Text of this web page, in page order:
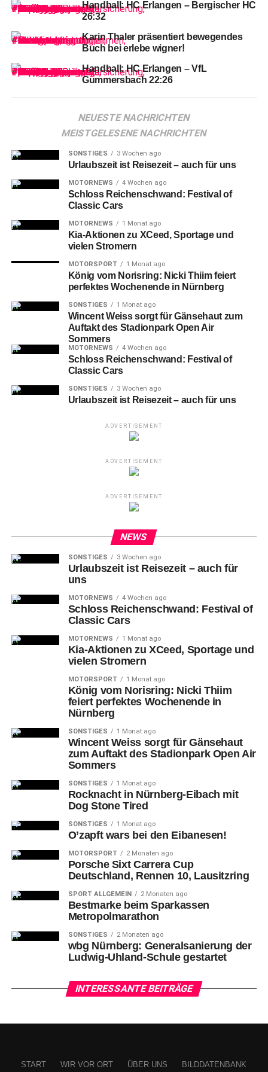
Besucher hatten sich kurzerhand ebenfalls in Rot
gekleidet.
Pokal-T-Shirt aus dem FinalFour aus dem Kleiderschrank
– es war die treffende Wahl, eine bildgewordene
zum letzten Heimspiel zum Abschluss dieser Saison.
23-Björn Zintel gegen 33-Nikolai Link (ER)
haben so hart gearbeitet“, verriet Christoph Steinert
nach Spielschluss, „und nicht immer konnten wir die
noch einmal geklappt, das macht mich glücklich und das
war auch bitter nötig.“ Mit 33:26 (17:14) verabschiedete
sich der HCE damit auf Tabellenrang 12 von seinem
Publikum in die wettkampffreie Periode, und gleichzeitig
die tapferen Gäste von HBW Balingen-Weilstetten in die
zweite Bundesliga. Ihr Abstieg war vor der Partie bereits
festgestanden.
bis die Menschen endlich auch befreit von ihren
Sitzen springen durften und ihren HCE minutenlang über
die Saison-Ziellinie klatschen konnten, brauchte es noch
einmal einen handballerischen Kraftakt. Zäh und trotzig
kämpfend präsentierten sich die Gäste, drei Fanbusse
angetreten. Zwar gelang es HCE-Keeper Klemen Ferlin
mit Spielbeginn gleich, einen Siebenmeter zu entschärfen
– doch viel mehr Unterstützung der Vordermannschaft
konnte der Torhüter wie auch sein Vertreter Kim Sonne-
Hansen in Halbzeit eins nicht mehr beisteuern.
Handball: HC Erlangen – Bergischer HC
26:32
Karin Thaler präsentiert bewegendes
Buch bei erlebe wigner!
Handball: HC Erlangen – VfL
Gummersbach 22:26
NEUESTE NACHRICHTEN
MEISTGELESENE NACHRICHTEN
SONSTIGES 3 Wochen ago
Urlaubszeit ist Reisezeit – auch für uns
MOTORNEWS 4 Wochen ago
Schloss Reichenschwand: Festival of
Classic Cars
MOTORNEWS 1 Monat ago
Kia-Aktionen zu XCeed, Sportage und
vielen Stromern
MOTORSPORT 1 Monat ago
König vom Norisring: Nicki Thiim feiert
perfektes Wochenende in Nürnberg
SONSTIGES 1 Monat ago
Wincent Weiss sorgt für Gänsehaut zum
Auftakt des Stadionpark Open Air
Sommers
MOTORNEWS 4 Wochen ago
Schloss Reichenschwand: Festival of
Classic Cars
SONSTIGES 3 Wochen ago
Urlaubszeit ist Reisezeit – auch für uns
ADVERTISEMENT
ADVERTISEMENT
ADVERTISEMENT
NEWS
SONSTIGES 3 Wochen ago
Urlaubszeit ist Reisezeit – auch für
uns
MOTORNEWS 4 Wochen ago
Schloss Reichenschwand: Festival of
Classic Cars
MOTORNEWS 1 Monat ago
Kia-Aktionen zu XCeed, Sportage und
vielen Stromern
MOTORSPORT 1 Monat ago
König vom Norisring: Nicki Thiim
feiert perfektes Wochenende in
Nürnberg
SONSTIGES 1 Monat ago
Wincent Weiss sorgt für Gänsehaut
zum Auftakt des Stadionpark Open Air
Sommers
SONSTIGES 1 Monat ago
Rocknacht in Nürnberg-Eibach mit
Dog Stone Tired
SONSTIGES 1 Monat ago
O’zapft wars bei den Eibanesen!
MOTORSPORT 2 Monaten ago
Porsche Sixt Carrera Cup
Deutschland, Rennen 10, Lausitzring
SPORT ALLGEMEIN 2 Monaten ago
Bestmarke beim Sparkassen
Metropolmarathon
SONSTIGES 2 Monaten ago
wbg Nürnberg: Generalsanierung der
Ludwig-Uhland-Schule gestartet
INTERESSANTE BEITRÄGE
START WIR VOR ORT ÜBER UNS BILDDATENBANK